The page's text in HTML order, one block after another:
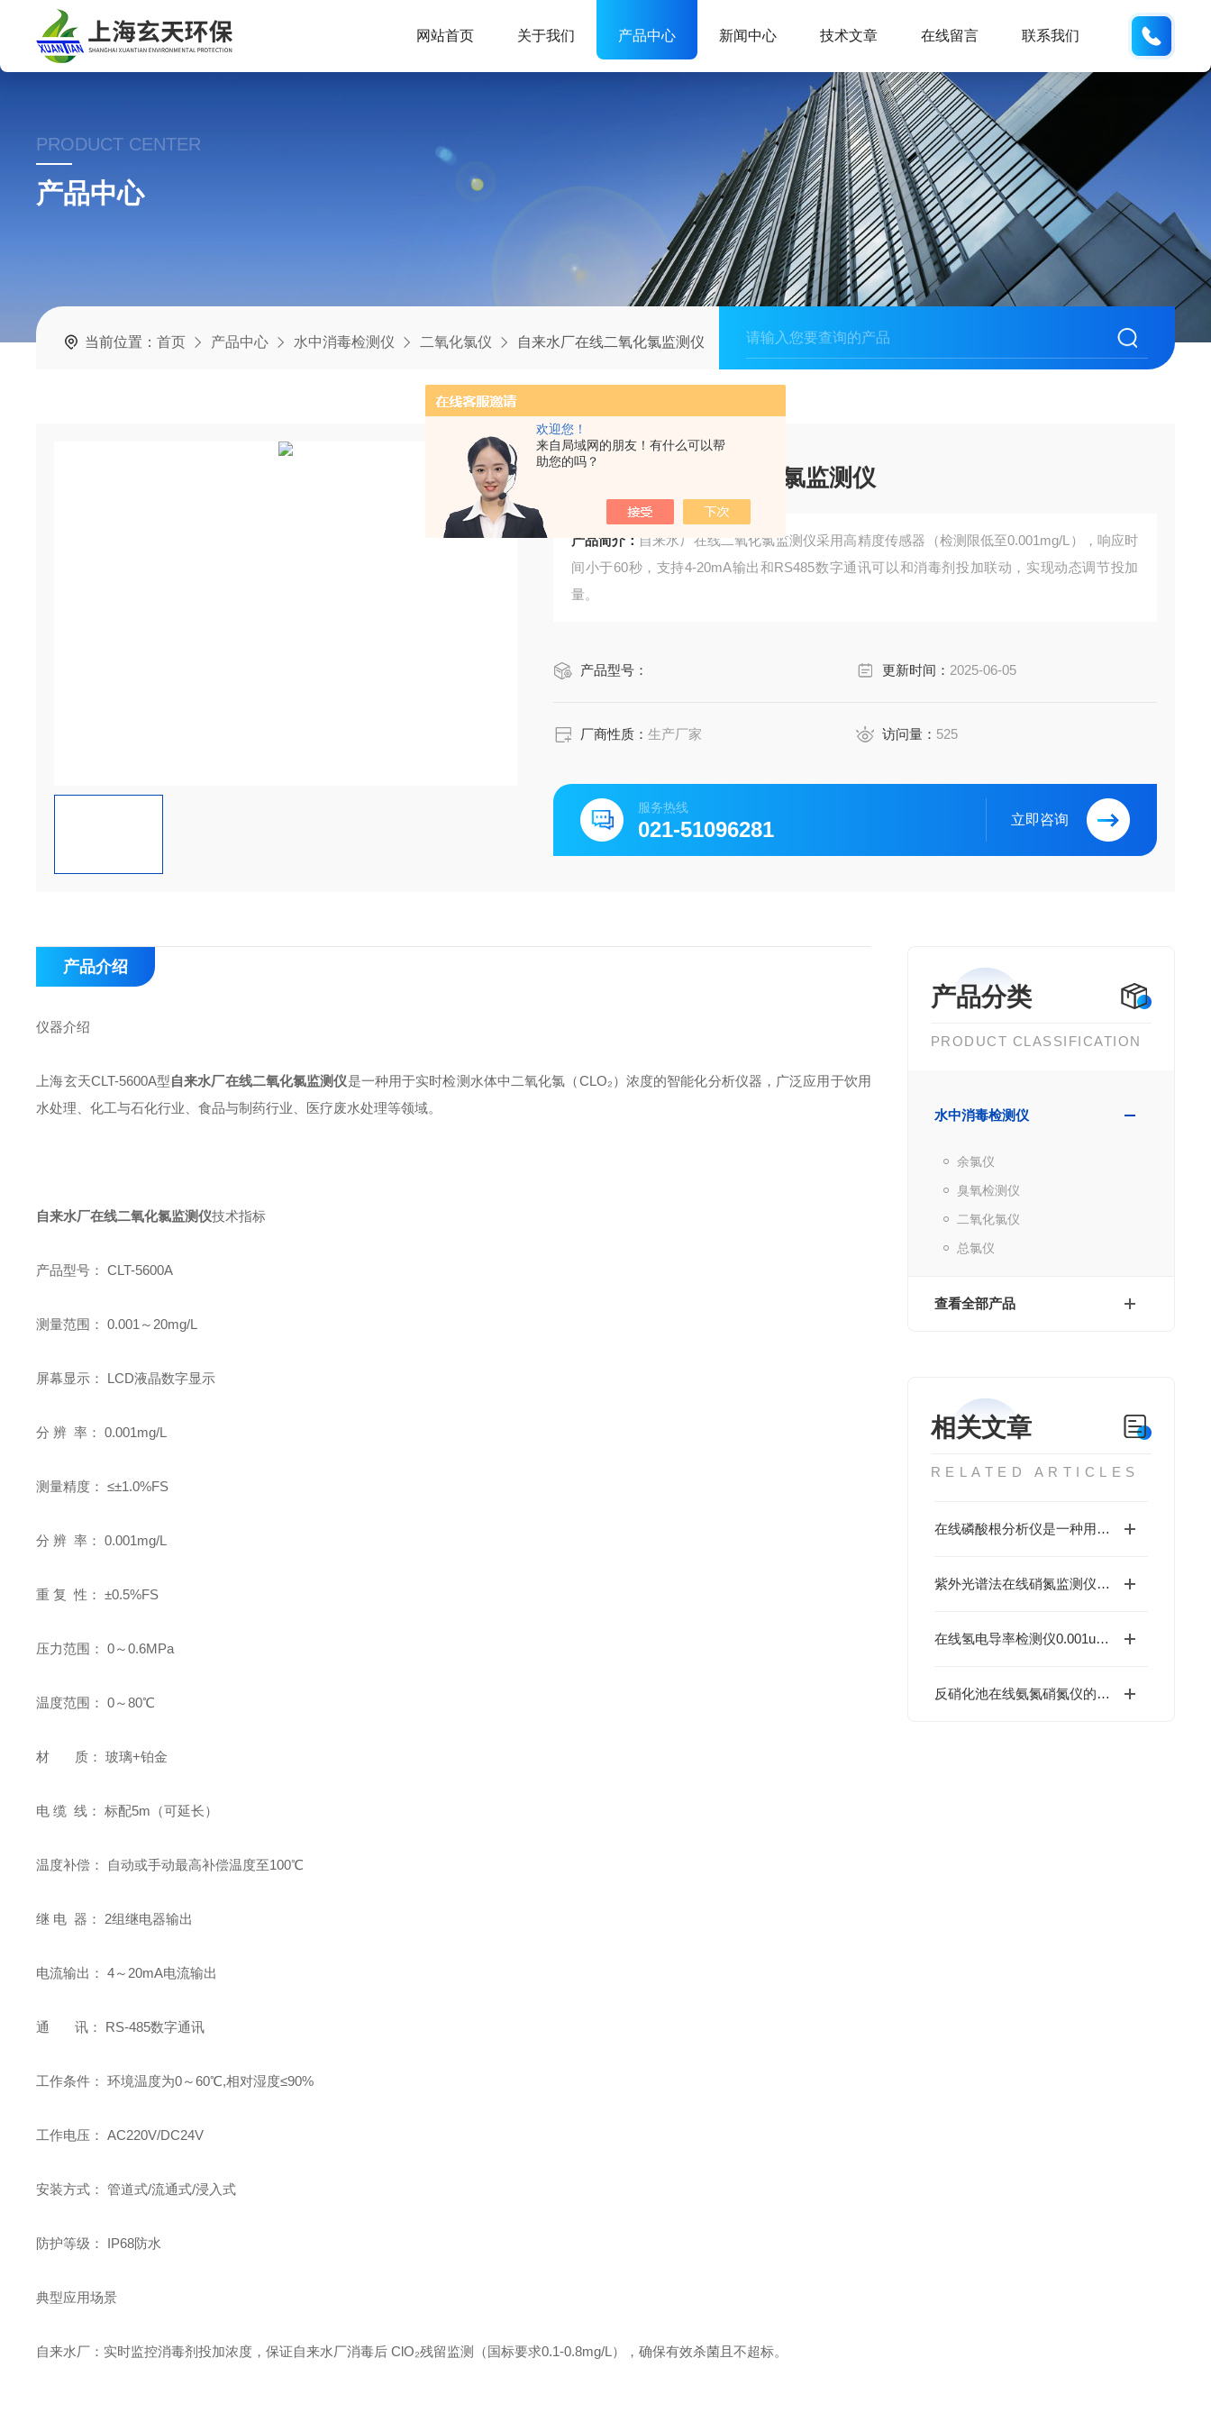
欢迎您！
来自局域网的朋友！有什么可以帮
助您的吗？
网站首页 关于我们 产品中心 新闻中心 技术文章 在线留言 联系我们
PRODUCT CENTER
产品中心
当前位置：首页 产品中心 水中消毒检测仪 二氧化氯仪 自来水厂在线二氧化氯监测仪
自来水厂在线二氧化氯监测仪
产品简介： 自来水厂在线二氧化氯监测仪采用​​高精度传感器​​（检测限低至0.001mg/L），响应时
间小于60秒，支持​​4-20mA输出和RS485数字通讯可以和消毒剂投加联动，实现动态调节投加
量。
产品型号： 更新时间： 2025-06-05
厂商性质：生产厂家 访问量： 525
服务热线
021-51096281 立即咨询
产品分类
PRODUCT CLASSIFICATION
水中消毒检测仪
余氯仪
臭氧检测仪
二氧化氯仪
总氯仪
查看全部产品
相关文章
RELATED ARTICLES
在线磷酸根分析仪是一种用于实时监测水体中磷酸根离子浓度的设备
紫外光谱法在线硝氮监测仪的主要应用场景介绍
在线氢电导率检测仪0.001us/cm的技术特点及使用场景介绍
反硝化池在线氨氮硝氮仪的使用注意事项
产品介绍
仪器介绍
上海玄天CLT-5600A型自来水厂在线二氧化氯监测仪是一种用于实时检测水体中二氧化氯（CLO₂）浓度的智能化分析仪器，广泛应用于饮用
水处理、化工与石化行业、食品与制药行业、医疗废水处理等领域。
自来水厂在线二氧化氯监测仪技术指标
产品型号： CLT-5600A
测量范围： 0.001～20mg/L
屏幕显示： LCD液晶数字显示
分 辨 率： 0.001mg/L
测量精度： ≤±1.0%FS
分 辨 率： 0.001mg/L
重 复 性： ±0.5%FS
压力范围： 0～0.6MPa
温度范围： 0～80℃
材 质： 玻璃+铂金
电 缆 线： 标配5m（可延长）
温度补偿： 自动或手动最高补偿温度至100℃
继 电 器： 2组继电器输出
电流输出： 4～20mA电流输出
通 讯： RS-485数字通讯
工作条件： 环境温度为0～60℃,相对湿度≤90%
工作电压： AC220V/DC24V
安装方式： 管道式/流通式/浸入式
防护等级： IP68防水
典型应用场景
自来水厂：实时监控消毒剂投加浓度，保证自来水厂消毒后 ClO₂残留监测（国标要求0.1-0.8mg/L），确保有效杀菌且不超标。